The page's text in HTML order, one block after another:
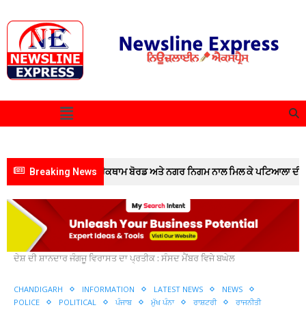
Breaking News
ਨੇ ਪੰਜਾਬ ਪ੍ਰਦੂਸ਼ਣ ਰੋਕਥਾਮ ਬੋਰਡ ਅਤੇ ਨਗਰ ਨਿਗਮ ਨਾਲ ਮਿਲ ਕੇ ਪਟਿਆਲਾ ਦੀਆਂ ਪੰਜ
Home Chandigarh
???? ਸਿੱਖ ਇਤਿਹਾਸ ਨਾਲ ਜੁੜਿਆ ਗੱਤਕਾ
ਦੇਸ਼ ਦੀ ਸ਼ਾਨਦਾਰ ਜੰਗਜੂ ਵਿਰਾਸਤ ਦਾ ਪ੍ਰਤੀਕ : ਸੰਸਦ ਮੈਂਬਰ ਵਿਜੇ ਬਘੇਲ
CHANDIGARH INFORMATION LATEST NEWS
NEWS
POLICE
POLITICAL ਪੰਜਾਬ ਮੁੱਖ ਪੰਨਾ ਰਾਸ਼ਟਰੀ ਰਾਜਨੀਤੀ